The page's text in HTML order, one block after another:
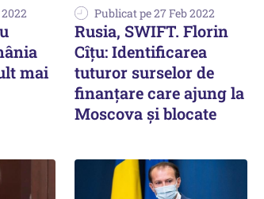
mai
Publicat pe 27 Feb 2022
Rusia, SWIFT. Florin
Cîțu: Identificarea
tuturor surselor de
finanțare care ajung la
Moscova și blocate